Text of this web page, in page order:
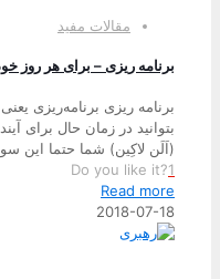
مقالات مفید
برنامه ریزی – برای هر روز
برنامه ریزی برنامه‌ریزی
بتوانید در زمان حال برای
(اَلَن لاکِین) شما حتما این
Do you like it?1
Read more
2018-07-18